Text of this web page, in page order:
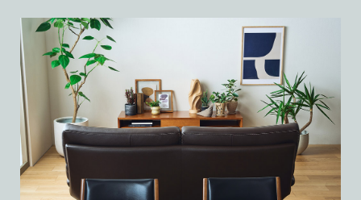
全体がコンパクト
でもゆったりと座ることができる
一般に2.5人掛けのソファというと、全体の横幅は170cm前後になる
ものが多いですが、同等のシート幅を持つKチェアは全体の横幅が
133cmしかありません。大人が2人で並んで座っても程よい距離感で
ゆったりと座ることができるうえ、限られたスペースにも選びやす
いソファです。
point １：
奥行きゆったりで、
あぐらもかける
シート奥行き535mmとKチェアに比べて65mm深いため、ゆったり
とくつろいでいただけます。シートの上に足を上げてあぐらをかい
たり、気分に合わせた姿勢でおかけいただけます。
point １：
デザイン性と座り心地を
兼ね備えたシート構造
シートに鋼製のＳバネを使用せず、ポリエステル製の布バネを使用
point １：